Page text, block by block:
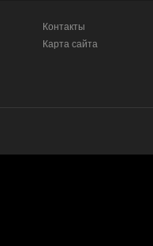
Контакты
Карта сайта